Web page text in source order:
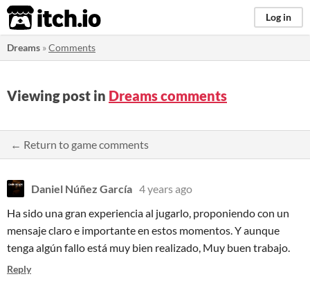
itch.io Log in
Dreams »Comments
Viewing post in Dreams comments
← Return to game comments
Daniel Núñez García 4 years ago
Ha sido una gran experiencia al jugarlo, proponiendo con un
mensaje claro e importante en estos momentos. Y aunque
tenga algún fallo está muy bien realizado, Muy buen trabajo.
Reply